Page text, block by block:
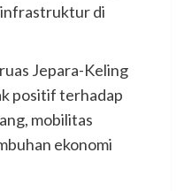
di
Jepara-Keling
positif terhadap
mobilitas
ekonomi